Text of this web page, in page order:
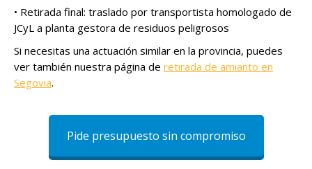
• Retirada final: traslado por transportista homologado de
JCyL a planta gestora de residuos peligrosos
Si necesitas una actuación similar en la provincia, puedes
ver también nuestra página de retirada de amianto en
Segovia.
Pide presupuesto sin compromiso